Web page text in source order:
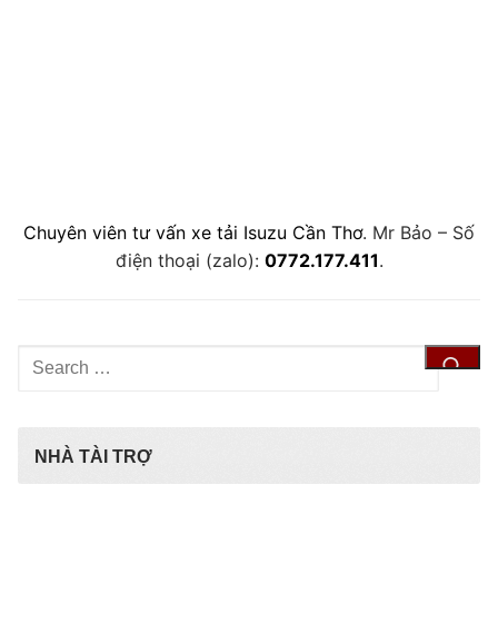
Chuyên viên tư vấn xe tải Isuzu Cần Thơ. Mr Bảo – Số
điện thoại (zalo): 0772.177.411.
Tìm
kiếm
NHÀ TÀI TRỢ